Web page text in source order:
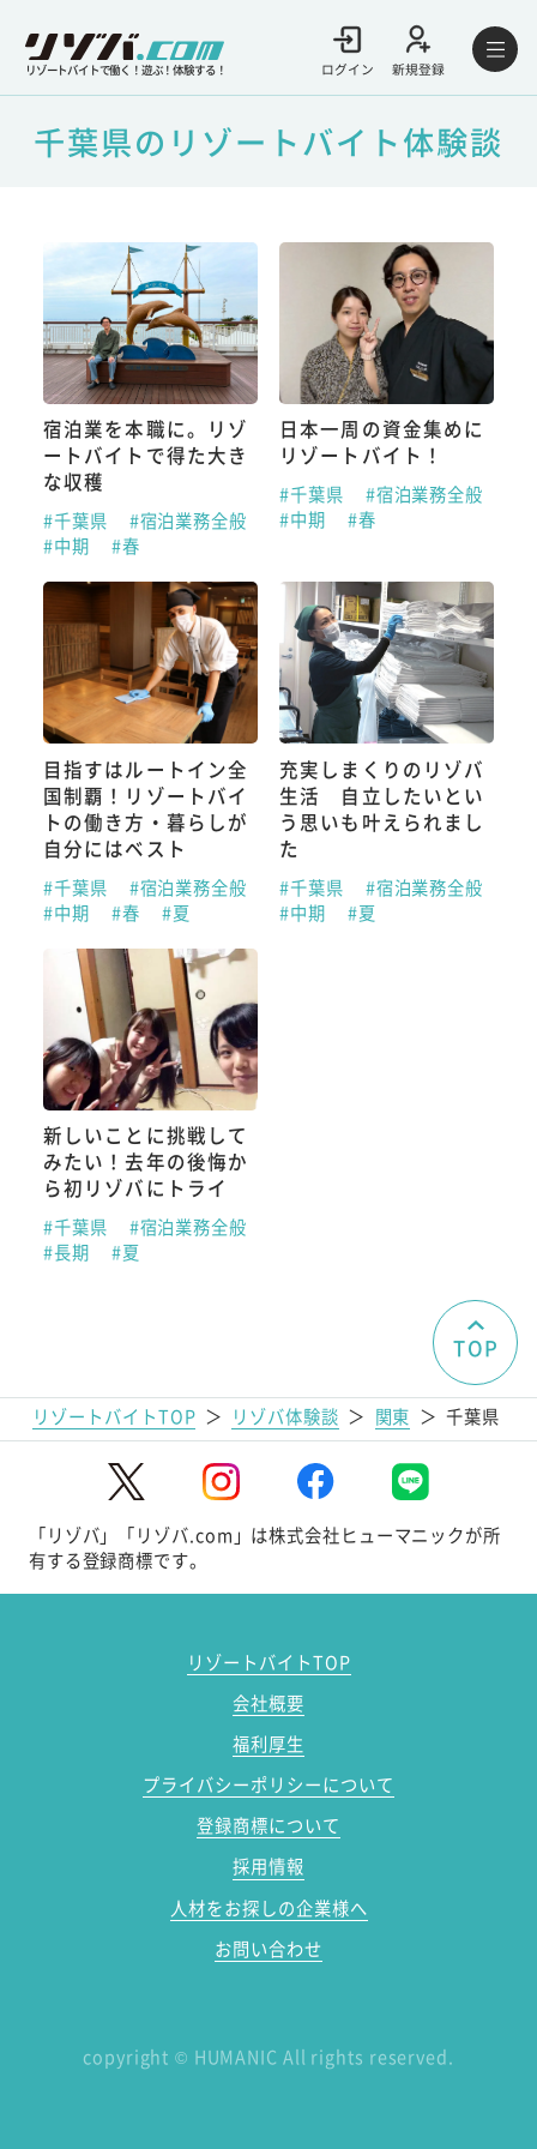
リゾートバイトで働く！遊ぶ！体験する！ ログイン 新規登録
千葉県のリゾートバイト体験談
宿泊業を本職に。リゾ
ートバイトで得た大き
な収穫
#千葉県
#宿泊業務全般
#中期
#春
日本一周の資金集めに
リゾートバイト！
#千葉県
#宿泊業務全般
#中期
#春
目指すはルートイン全
国制覇！リゾートバイ
トの働き方・暮らしが
自分にはベスト
#千葉県
#宿泊業務全般
#中期
#春 #夏
充実しまくりのリゾバ
生活 自立したいとい
う思いも叶えられまし
た
#千葉県
#宿泊業務全般
#中期
#夏
新しいことに挑戦して
みたい！去年の後悔か
ら初リゾバにトライ
#千葉県
#宿泊業務全般
#長期
#夏
リゾートバイトTOP ＞ リゾバ体験談 ＞ 関東 ＞ 千葉県
TOP
「リゾバ」「リゾバ.com」は株式会社ヒューマニックが所
有する登録商標です。
リゾートバイトTOP
会社概要
福利厚生
プライバシーポリシーについて
登録商標について
採用情報
人材をお探しの企業様へ
お問い合わせ
copyright © HUMANIC All rights reserved.